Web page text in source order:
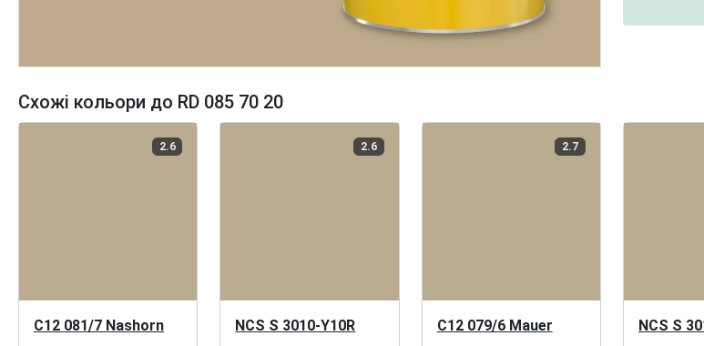
Схожі кольори до RD 085 70 20
2.6
C12 081/7 Nashorn
2.6
NCS S 3010-Y10R
2.7
C12 079/6 Mauer
NCS S